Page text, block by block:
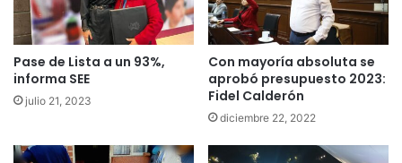
Pase de Lista a un 93%,
informa SEE
julio 21, 2023
Con mayoría absoluta se
aprobó presupuesto 2023:
Fidel Calderón
diciembre 22, 2022